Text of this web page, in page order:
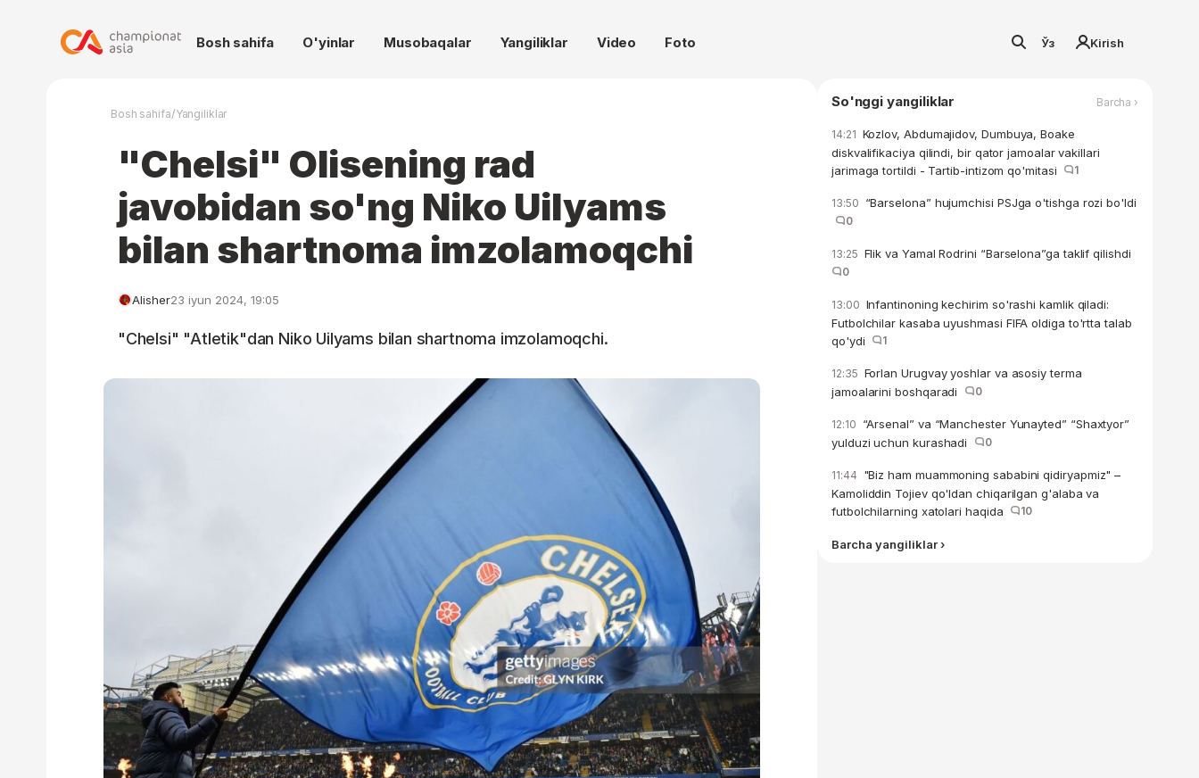
Bosh sahifa O'yinlar Musobaqalar Yangiliklar Video Foto Ўз Kirish
Bosh sahifa/Yangiliklar
"Chelsi" Olisening rad
javobidan so'ng Niko Uilyams
bilan shartnoma imzolamoqchi
Alisher23 iyun 2024, 19:05
"Chelsi" "Atletik"dan Niko Uilyams bilan shartnoma imzolamoqchi.
So'nggi yangiliklar Barcha ›
14:21 Kozlov, Abdumajidov, Dumbuya, Boake
diskvalifikaciya qilindi, bir qator jamoalar vakillari
jarimaga tortildi - Tartib-intizom qo'mitasi
1
13:50 “Barselona” hujumchisi PSJga o'tishga rozi bo'ldi
0
13:25 Flik va Yamal Rodrini “Barselona”ga taklif qilishdi
0
13:00 Infantinoning kechirim so'rashi kamlik qiladi:
Futbolchilar kasaba uyushmasi FIFA oldiga to'rtta talab
qo'ydi
1
12:35 Forlan Urugvay yoshlar va asosiy terma
jamoalarini boshqaradi
0
12:10 “Arsenal” va “Manchester Yunayted” “Shaxtyor”
yulduzi uchun kurashadi
0
11:44 "Biz ham muammoning sababini qidiryapmiz" –
Kamoliddin Tojiev qo'ldan chiqarilgan g'alaba va
futbolchilarning xatolari haqida
10
Barcha yangiliklar ›